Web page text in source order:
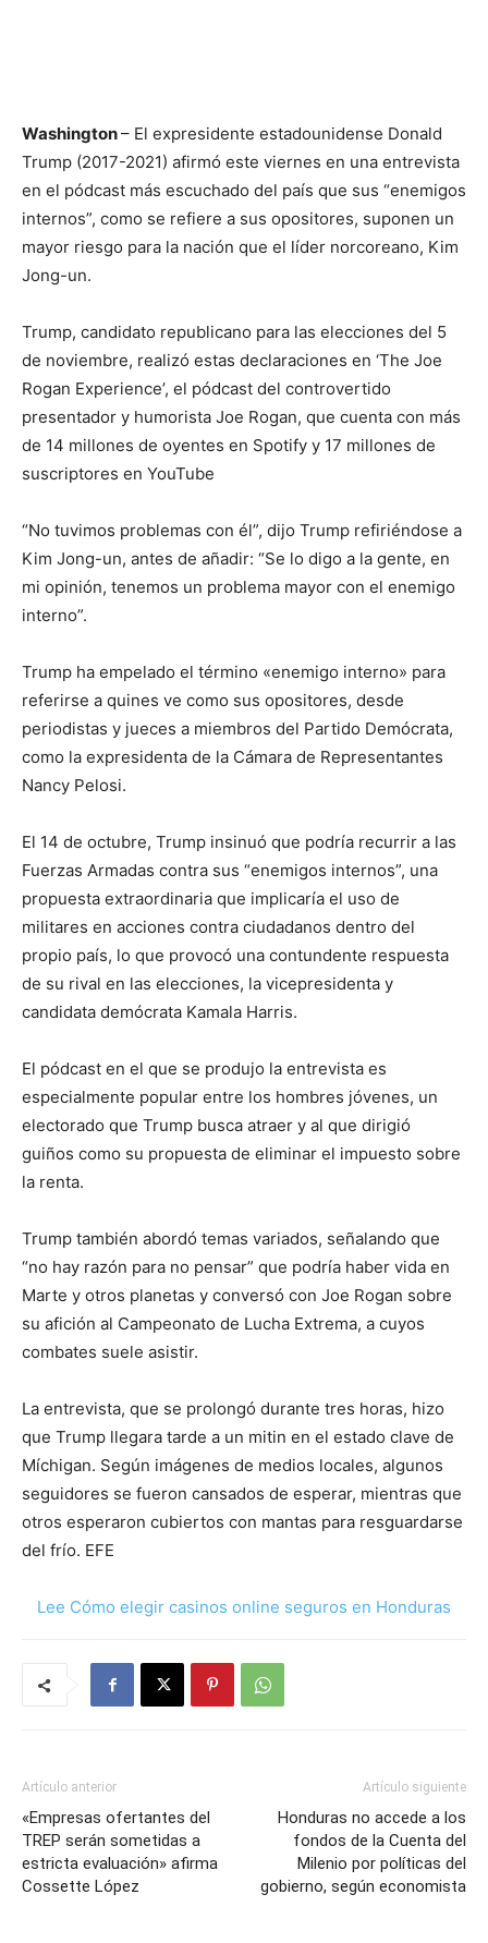
Washington– El expresidente estadounidense Donald
Trump (2017-2021) afirmó este viernes en una entrevista
en el pódcast más escuchado del país que sus “enemigos
internos”, como se refiere a sus opositores, suponen un
mayor riesgo para la nación que el líder norcoreano, Kim
Jong-un.
Trump, candidato republicano para las elecciones del 5
de noviembre, realizó estas declaraciones en ‘The Joe
Rogan Experience’, el pódcast del controvertido
presentador y humorista Joe Rogan, que cuenta con más
de 14 millones de oyentes en Spotify y 17 millones de
suscriptores en YouTube
“No tuvimos problemas con él”, dijo Trump refiriéndose a
Kim Jong-un, antes de añadir: “Se lo digo a la gente, en
mi opinión, tenemos un problema mayor con el enemigo
interno”.
Trump ha empelado el término «enemigo interno» para
referirse a quines ve como sus opositores, desde
periodistas y jueces a miembros del Partido Demócrata,
como la expresidenta de la Cámara de Representantes
Nancy Pelosi.
El 14 de octubre, Trump insinuó que podría recurrir a las
Fuerzas Armadas contra sus “enemigos internos”, una
propuesta extraordinaria que implicaría el uso de
militares en acciones contra ciudadanos dentro del
propio país, lo que provocó una contundente respuesta
de su rival en las elecciones, la vicepresidenta y
candidata demócrata Kamala Harris.
El pódcast en el que se produjo la entrevista es
especialmente popular entre los hombres jóvenes, un
electorado que Trump busca atraer y al que dirigió
guiños como su propuesta de eliminar el impuesto sobre
la renta.
Trump también abordó temas variados, señalando que
“no hay razón para no pensar” que podría haber vida en
Marte y otros planetas y conversó con Joe Rogan sobre
su afición al Campeonato de Lucha Extrema, a cuyos
combates suele asistir.
La entrevista, que se prolongó durante tres horas, hizo
que Trump llegara tarde a un mitin en el estado clave de
Míchigan. Según imágenes de medios locales, algunos
seguidores se fueron cansados de esperar, mientras que
otros esperaron cubiertos con mantas para resguardarse
del frío. EFE
Lee Cómo elegir casinos online seguros en Honduras
Artículo anterior
«Empresas ofertantes del
TREP serán sometidas a
estricta evaluación» afirma
Cossette López
Artículo siguiente
Honduras no accede a los
fondos de la Cuenta del
Milenio por políticas del
gobierno, según economista